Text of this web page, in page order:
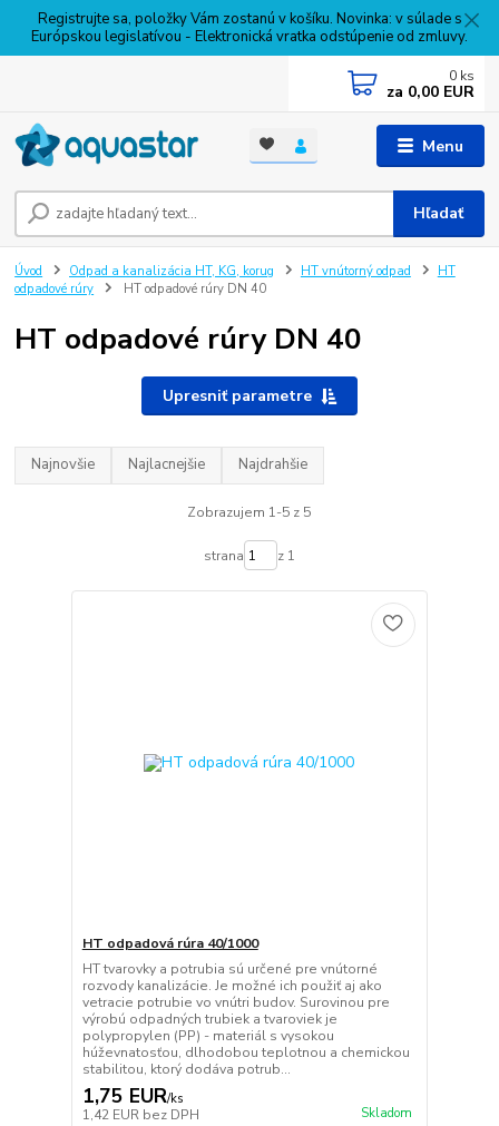
Registrujte sa, položky Vám zostanú v košíku. Novinka: v súlade s
Európskou legislatívou - Elektronická vratka odstúpenie od zmluvy.
Menu
Hľadať
0 ks
za 0,00 EUR
Úvod Odpad a kanalizácia HT, KG, korug HT vnútorný odpad
HT
odpadové rúry
HT odpadové rúry DN 40
HT odpadové rúry DN 40
Upresniť parametre
Najnovšie Najlacnejšie Najdrahšie
Zobrazujem 1-5 z 5
strana z 1
HT odpadová rúra 40/1000
HT tvarovky a potrubia sú určené pre vnútorné
rozvody kanalizácie. Je možné ich použiť aj ako
vetracie potrubie vo vnútri budov. Surovinou pre
výrobú odpadných trubiek a tvaroviek je
polypropylen (PP) - materiál s vysokou
húževnatosťou, dlhodobou teplotnou a chemickou
stabilitou, ktorý dodáva potrub...
1,75 EUR/ks
1,42 EUR bez DPH Skladom